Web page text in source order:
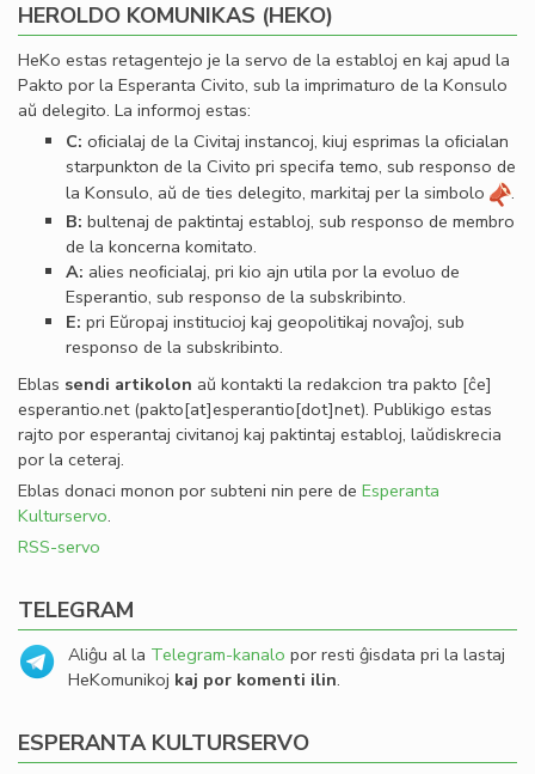
HEROLDO KOMUNIKAS (HEKO)
HeKo estas retagentejo je la servo de la establoj en kaj apud la
Pakto por la Esperanta Civito, sub la imprimaturo de la Konsulo
aŭ delegito. La informoj estas:
C: oﬁcialaj de la Civitaj instancoj, kiuj esprimas la oﬁcialan
starpunkton de la Civito pri specifa temo, sub responso de
la Konsulo, aŭ de ties delegito, markitaj per la simbolo
.
B: bultenaj de paktintaj establoj, sub responso de membro
de la koncerna komitato.
A: alies neoﬁcialaj, pri kio ajn utila por la evoluo de
Esperantio, sub responso de la subskribinto.
E: pri Eŭropaj institucioj kaj geopolitikaj novaĵoj, sub
responso de la subskribinto.
Eblas sendi artikolon aŭ kontakti la redakcion tra pakto [ĉe]
esperantio.net(pakto[at]esperantio[dot]net). Publikigo estas
rajto por esperantaj civitanoj kaj paktintaj establoj, laŭdiskrecia
por la ceteraj.
Eblas donaci monon por subteni nin pere de Esperanta
Kulturservo.
RSS-servo
TELEGRAM
Aliĝu al la Telegram-kanalo por resti ĝisdata pri la lastaj
HeKomunikoj kaj por komenti ilin.
ESPERANTA KULTURSERVO